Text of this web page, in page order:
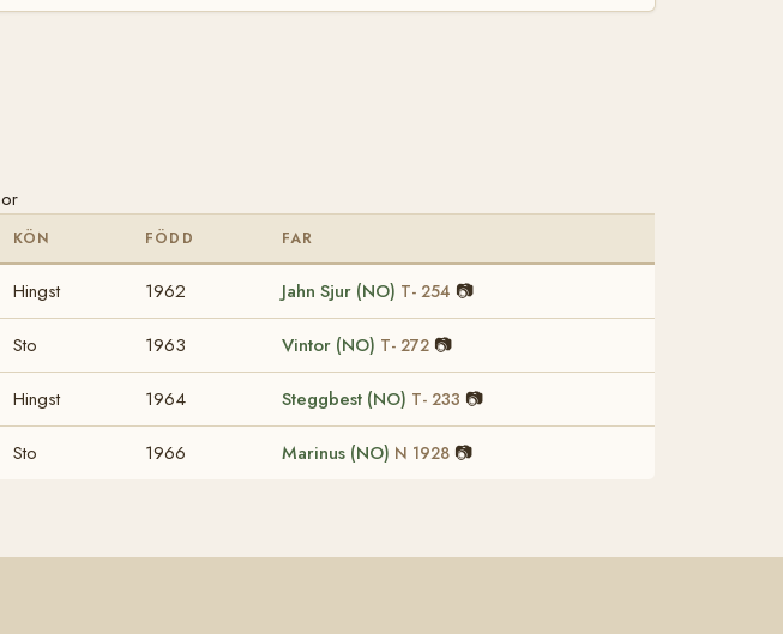
KÖN FÖDD FAR
Hingst 1962 Jahn Sjur (NO) T- 254 📷
Sto 1963 Vintor (NO) T- 272 📷
Hingst 1964 Steggbest (NO) T- 233 📷
Sto 1966 Marinus (NO) N 1928 📷